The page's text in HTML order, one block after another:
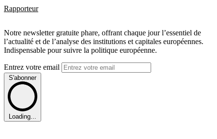
Rapporteur
Notre newsletter gratuite phare, offrant chaque jour l’essentiel de
l’actualité et de l’analyse des institutions et capitales européennes.
Indispensable pour suivre la politique européenne.
Entrez votre email
S'abonner
Loading...